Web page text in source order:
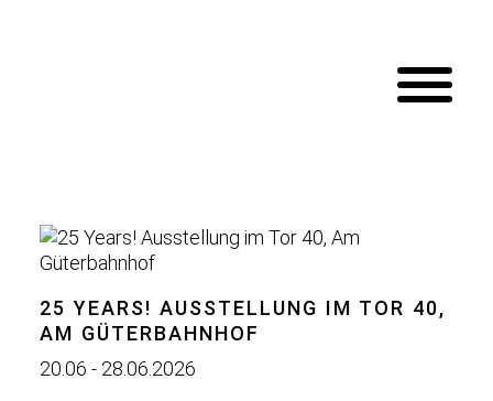
25 YEARS! AUSSTELLUNG IM TOR 40,
AM GÜTERBAHNHOF
20.06 - 28.06.2026